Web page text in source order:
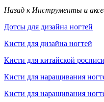
Назад к Инструменты и
Дотсы для дизайна ногтей
Кисти для дизайна ногтей
Кисти для китайской росписи
Кисти для наращивания
Кисти для наращивания